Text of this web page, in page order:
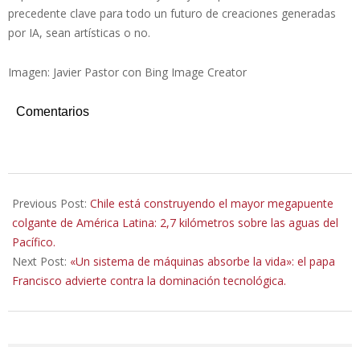
precedente clave para todo un futuro de creaciones generadas
por IA, sean artísticas o no.
Imagen: Javier Pastor con Bing Image Creator
Comentarios
05-
01
Previous Post: Chile está construyendo el mayor megapuente
colgante de América Latina: 2,7 kilómetros sobre las aguas del
Pacífico.
Next Post: «Un sistema de máquinas absorbe la vida»: el papa
Francisco advierte contra la dominación tecnológica.